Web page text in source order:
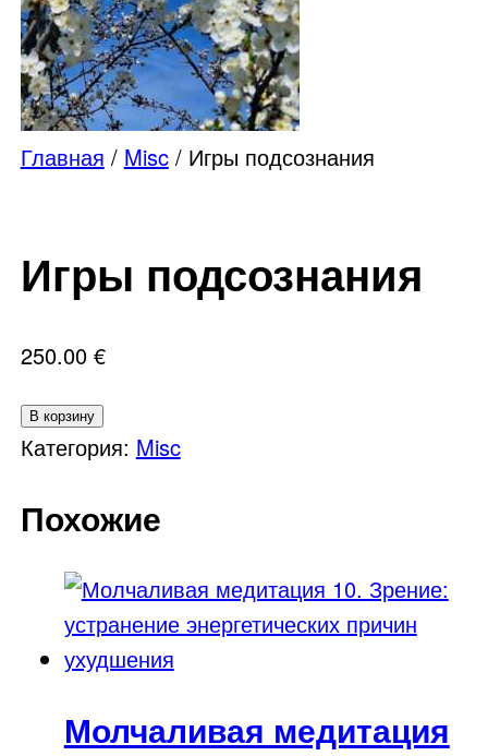
Главная / Misc/ Игры подсознания
Игры подсознания
250.00 €
Количество
товара
подсознания
В корзину
Категория: Misc
Похожие
Молчаливая медитация